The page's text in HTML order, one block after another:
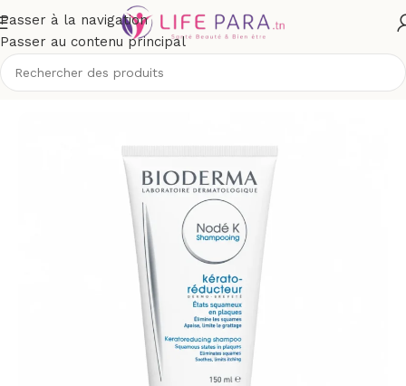
Passer à la navigation
Passer au contenu principal
/Cheveux/Shampoing/Shampoing cheveux fins, cassants